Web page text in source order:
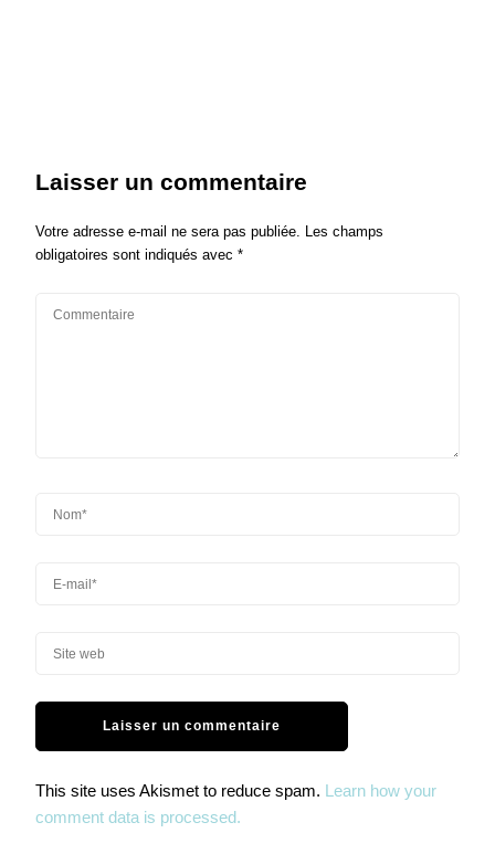
Laisser un commentaire
Votre adresse e-mail ne sera pas publiée. Les champs
obligatoires sont indiqués avec *
This site uses Akismet to reduce spam. Learn how your
comment data is processed.